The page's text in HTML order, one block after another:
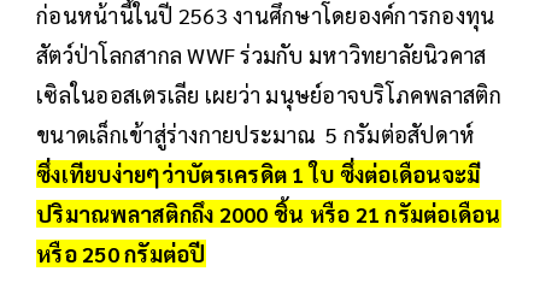
ก่อนหน้านี้ในปี 2563 งานศึกษาโดยองค์การกองทุน
สัตว์ป่าโลกสากล WWF ร่วมกับ มหาวิทยาลัยนิวคาส
เซิลในออสเตรเลีย เผยว่า มนุษย์อาจบริโภคพลาสติก
ขนาดเล็กเข้าสู่ร่างกายประมาณ 5 กรัมต่อสัปดาห์
ซึ่งเทียบง่ายๆว่าบัตรเครดิต 1 ใบ ซึ่งต่อเดือนจะมี
ปริมาณพลาสติกถึง 2000 ชิ้น หรือ 21 กรัมต่อเดือน
หรือ 250 กรัมต่อปี